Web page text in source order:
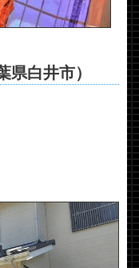
白井市）